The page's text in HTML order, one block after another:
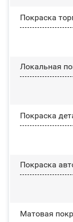
Покраска
Локальная
Покраска
Покраска
Матовая